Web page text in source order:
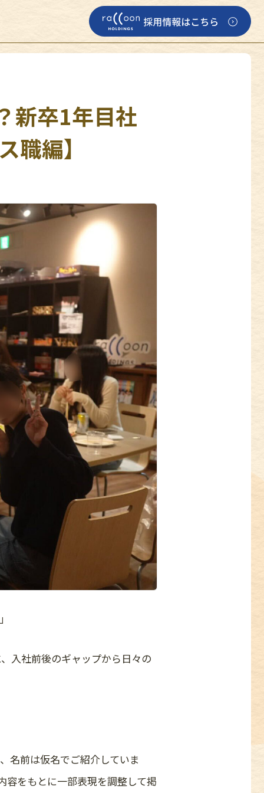
新卒1年目社
職編】
入社前後のギャップから日々の
名前は仮名でご紹介していま
容をもとに一部表現を調整して掲